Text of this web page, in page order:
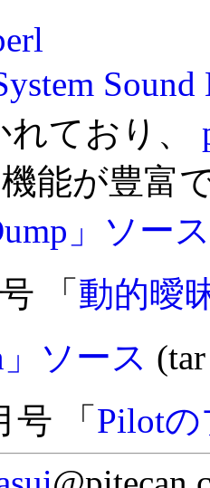
Sound
れており、
能が豊富
」ソース
「 動的曖
」ソース
号 「 Pilot